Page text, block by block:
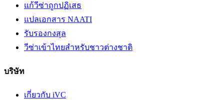
แก้วีซ่าถูกปฏิเสธ
แปลเอกสาร NAATI
รับรองกงสุล
วีซ่าเข้าไทยสำหรับชาวต่างชาติ
บริษัท
เกี่ยวกับ iVC